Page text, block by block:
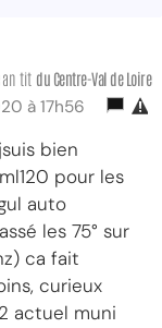
tit du Centre-Val de Loire
à 17h56
bien
pour les
auto
les 75° sur
ca fait
curieux
actuel muni